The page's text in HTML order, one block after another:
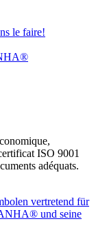
le faire!
ISO 9001
adéquats.